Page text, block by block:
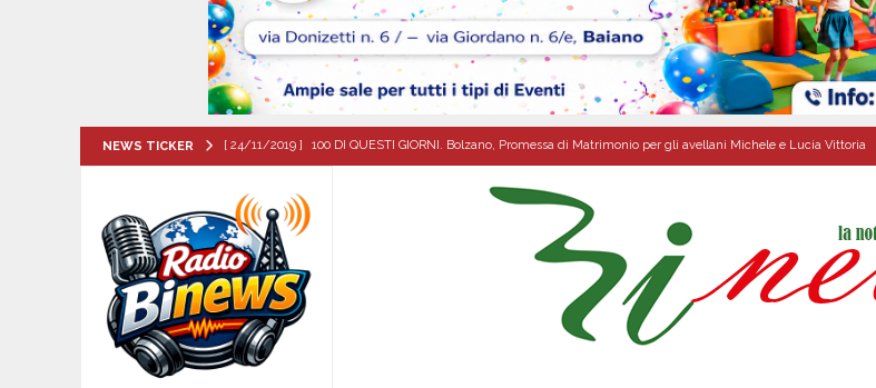
NEWS TICKER [ 24/11/2019 ] 100 DI QUESTI GIORNI. Bolzano, Promessa di Matrimonio per gli avellani Michele e Lucia Vittoria
[ 06/08/2026 ] Il comune di Meta di Sorrento stipula protolocco d’intesa con la guardia Agroforestale Italiana
CITTA'
[ 06/08/2026 ] Mugnano del Cardinale, Iolanda Prisco è la nuova agente della Polizia Municipale ATTUALITA'
[ 06/08/2026 ] Lutto ad Avella: è scomparso il dott. Domenico Amato, aveva 85 anni
[ 06/08/2026 ]